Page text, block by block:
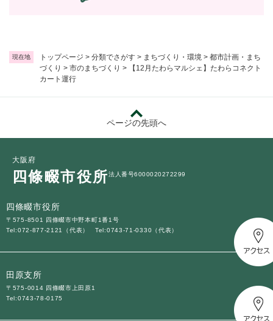
現在地 トップページ > 分類でさがす > まちづくり・環境 > 都市計画・まち
づくり > 市のまちづくり >
【12月たわらマルシェ】たわらコネクト
カート運行
ページの先頭へ
大阪府
四條畷市役所法人番号6000020272299
四條畷市役所
〒575-8501 四條畷市中野本町1番1号
Tel:072-877-2121（代表）
Tel:0743-71-0330（代表）
田原支所
〒575-0014 四條畷市上田原1
Tel:0743-78-0175